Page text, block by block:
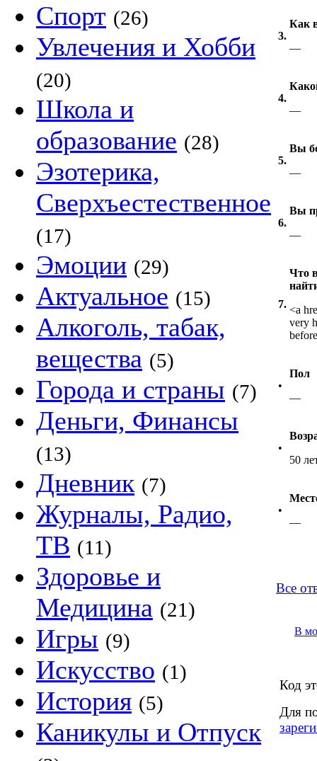
Спорт (26)
Увлечения и Хобби
(20)
Школа и
образование (28)
Эзотерика,
Сверхъестественное
(17)
Эмоции (29)
Актуальное (15)
Алкоголь, табак,
вещества (5)
Города и страны (7)
Деньги, Финансы
(13)
Дневник (7)
Журналы, Радио,
ТВ (11)
Здоровье и
Медицина (21)
Игры (9)
Искусство (1)
История (5)
Каникулы и Отпуск
3.
Как
—
4.
—
5.
Вы
—
6.
Вы
—
7.
Что
<a
very
•
Пол
—
•
50
•
—
Все
В
Код
Для